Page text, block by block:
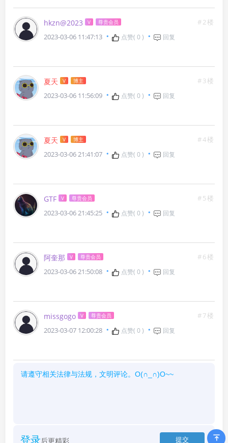
hkzn@2023 V 尊贵会员
#2楼
2023-03-06 11:47:13
点赞( 0 ) 回复
夏天 V 博主
#3楼
2023-03-06 11:56:09
点赞( 0 ) 回复
夏天 V 博主
#4楼
2023-03-06 21:41:07
点赞( 0 ) 回复
GTF V 尊贵会员
#5楼
2023-03-06 21:45:25
点赞( 0 ) 回复
阿奎那 V 尊贵会员
#6楼
2023-03-06 21:50:08
点赞( 0 ) 回复
missgogo V 尊贵会员
#7楼
2023-03-07 12:00:28
点赞( 0 ) 回复
登录后更精彩